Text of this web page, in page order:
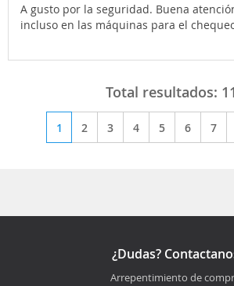
A gusto por la seguridad. Buena
incluso en las máquinas para el
Total resultados:
1 2 3 4 5 6 7
¿Dudas?
Arrepentimiento de